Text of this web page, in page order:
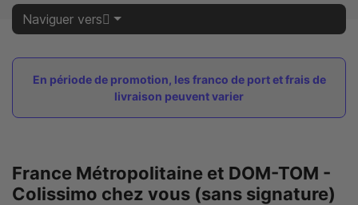
Naviguer vers
En période de promotion, les franco de port et frais de
livraison peuvent varier
France Métropolitaine et DOM-TOM -
Colissimo chez vous (sans signature)